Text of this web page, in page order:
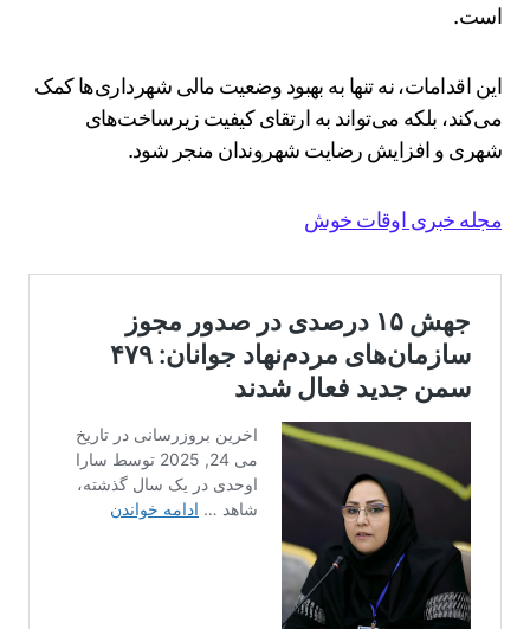
است.
این اقدامات، نه تنها به بهبود وضعیت مالی شهرداری‌ها کمک
می‌کند، بلکه می‌تواند به ارتقای کیفیت زیرساخت‌های
شهری و افزایش رضایت شهروندان منجر شود.
مجله خبری اوقات خوش